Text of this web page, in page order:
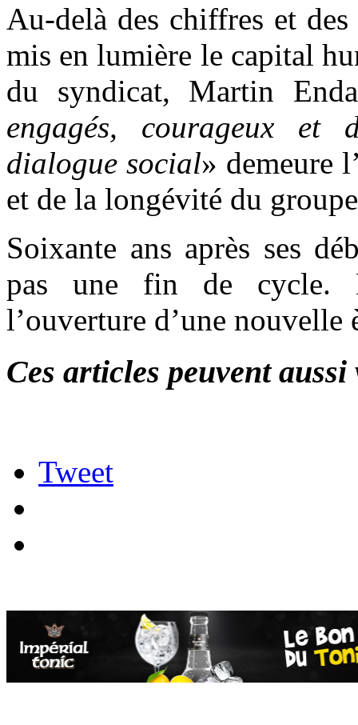
Au-delà des chiffres et
mis en lumière le capital
du syndicat, Martin
engagés, courageux et
dialogue social» demeure
et de la longévité du
Soixante ans après ses
pas une fin de cycle.
l’ouverture d’une nouvelle
Ces articles peuvent
Tweet